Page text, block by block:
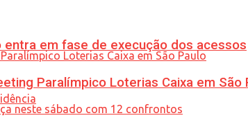
em fase de execução dos acessos
Paralímpico Loterias Caixa em São